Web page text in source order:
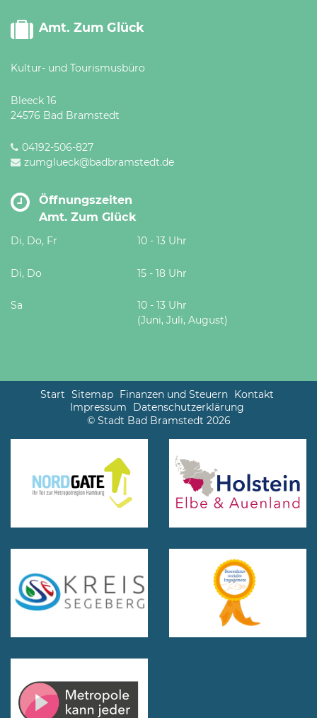
Amt. Zum Glück
Kultur- und Tourismusbüro
Bleeck 16
24576 Bad Bramstedt
04192-506-827
zumglueck@badbramstedt.de
Öffnungszeiten
Amt. Zum Glück
Di, Do, Fr 10 - 13 Uhr
Di, Do 15 - 18 Uhr
Sa
10 - 13 Uhr
(Juni, Juli, August)
Start Sitemap Finanzen und Steuern Kontakt
Impressum
Datenschutzerklärung
© Stadt Bad Bramstedt 2026